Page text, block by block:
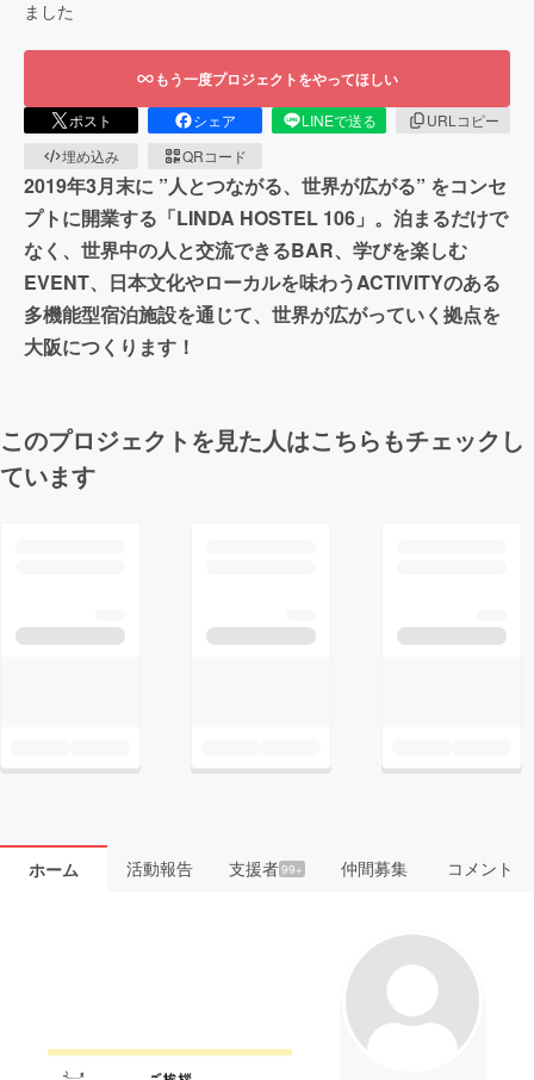
ました
もう一度プロジェクトをやってほしい
ポスト シェア LINEで送る
URLコピー
埋め込み
QRコード
2019年3月末に ”人とつながる、世界が広がる” をコンセ
プトに開業する「LINDA HOSTEL 106」。泊まるだけで
なく、世界中の人と交流できるBAR、学びを楽しむ
EVENT、日本文化やローカルを味わうACTIVITYのある
多機能型宿泊施設を通じて、世界が広がっていく拠点を
大阪につくります！
このプロジェクトを見た人はこちらもチェックし
ています
ホーム 活動報告 支援者99+ 仲間募集 コメント